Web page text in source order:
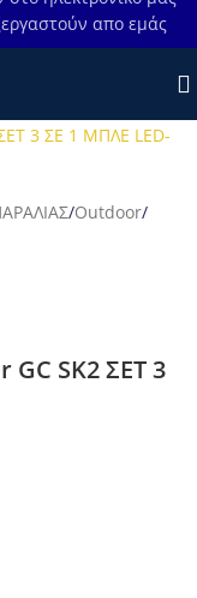
απο εμάς
/Outdoor/
GC SK2 ΣΕΤ 3